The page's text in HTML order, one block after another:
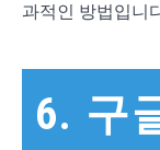
과적인 방법입니
6. 구